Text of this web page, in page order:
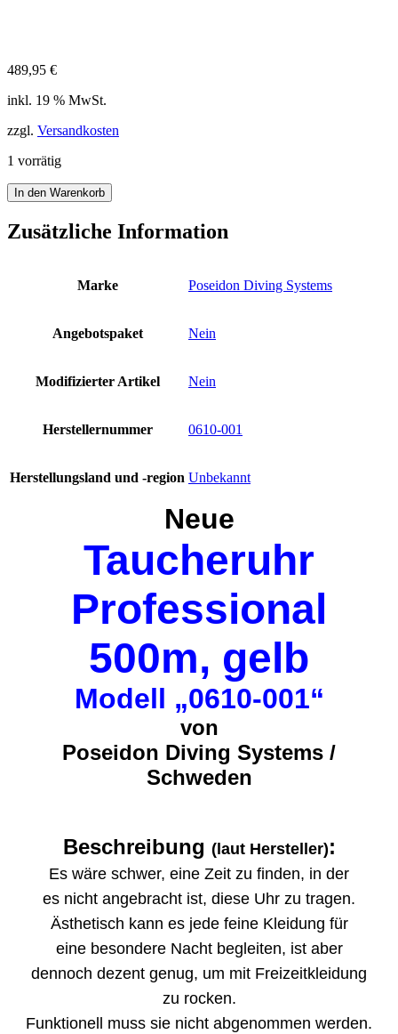
489,95 €
inkl. 19 % MwSt.
zzgl. Versandkosten
1 vorrätig
Poseidon
TaucherUhr
Professional
500
Neopren
Menge
In den Warenkorb
Zusätzliche Information
Marke Poseidon Diving Systems
Angebotspaket Nein
Modifizierter Artikel Nein
Herstellernummer 0610-001
Herstellungsland und -region Unbekannt
Neue
Taucheruhr
Professional
500m, gelb
Modell „0610-001“
von
Poseidon Diving Systems /
Schweden
Beschreibung (laut Hersteller):
Es wäre schwer, eine Zeit zu finden, in der
es nicht angebracht ist, diese Uhr zu tragen.
Ästhetisch kann es jede feine Kleidung für
eine besondere Nacht begleiten, ist aber
dennoch dezent genug, um mit Freizeitkleidung
zu rocken.
Funktionell muss sie nicht abgenommen werden.